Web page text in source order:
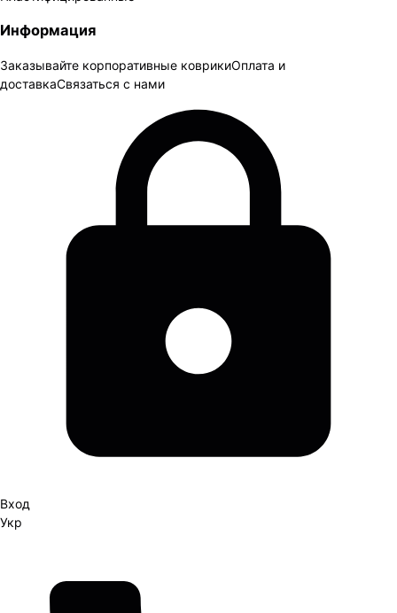
Информация
Заказывайте корпоративные коврикиОплата и
доставкаСвязаться с нами
Вход
Укр